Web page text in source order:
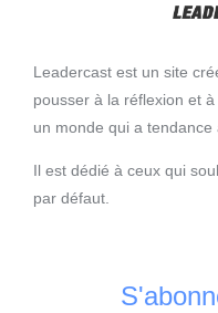
Leadercast est un site
pousser à la réflexion et
un monde qui a tendance
Il est dédié à ceux qui
par défaut.